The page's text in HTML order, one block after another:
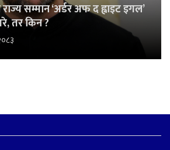
राज्य सम्मान ‘अर्डर अफ द ह्वाइट इगल’
तर किन ?